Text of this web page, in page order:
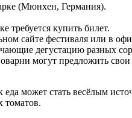
(Мюнхен, Германия).
требуется купить билет.
сайте фестиваля или в
дегустацию разных
могут предложить
может стать весёлым
томатов.